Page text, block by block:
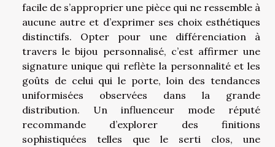
facile de s’approprier une pièce qui ne ressemble à
aucune autre et d’exprimer ses choix esthétiques
distinctifs. Opter pour une différenciation à
travers le bijou personnalisé, c’est affirmer une
signature unique qui reflète la personnalité et les
goûts de celui qui le porte, loin des tendances
uniformisées observées dans la grande
distribution. Un influenceur mode réputé
recommande d’explorer des finitions
sophistiquées telles que le serti clos, une